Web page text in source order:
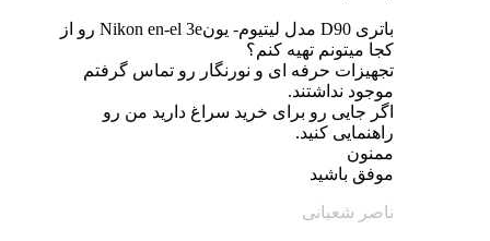
باتری D90 مدل لیتیوم- یونNikon en-el 3e رو از
کجا میتونم تهیه کنم؟
تجهیزات حرفه ای و نورنگار رو تماس گرفتم
موجود نداشتند.
اگر جایی رو برای خرید سراغ دارید من رو
راهنمایی کنید.
ممنون
موفق باشید
ناصر شعبانی